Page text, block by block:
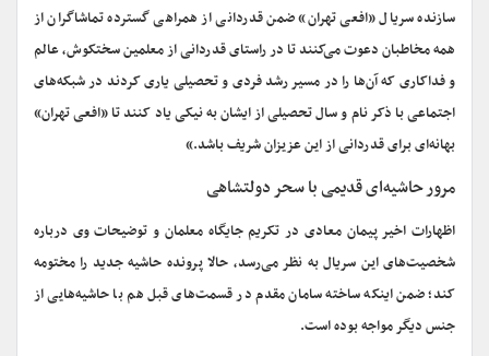
سازنده سریال «افعی تهران» ضمن قدردانی از همراهی گسترده تماشاگران از
همه مخاطبان دعوت می‌کنند تا در راستای قدردانی از معلمین سختکوش، عالم
و فداکاری که آن‌ها را در مسیر رشد فردی و تحصیلی یاری کردند در شبکه‌های
اجتماعی با ذکر نام و سال تحصیلی از ایشان به نیکی یاد کنند تا «افعی تهران»
بهانه‌ای برای قدردانی از این عزیزان شریف باشد.»
مرور حاشیه‌ای قدیمی با سحر دولتشاهی
اظهارات اخیر پیمان معادی در تکریم جایگاه معلمان و توضیحات وی درباره
شخصیت‌های این سریال به نظر می‌رسد، حالا پرونده حاشیه جدید را مختومه
کند؛ ضمن اینکه ساخته سامان مقدم در قسمت‌های قبل هم با حاشیه‌هایی از
جنس دیگر مواجه بوده است.